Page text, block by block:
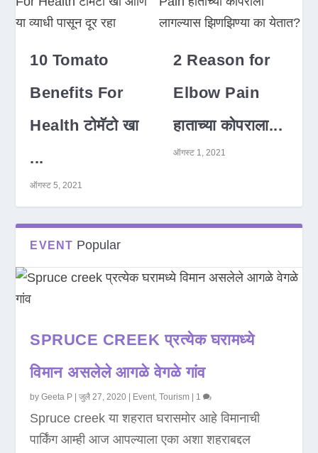
10 Tomato
Benefits For
Health टोमॅटो खा
...
ऑगस्ट 5, 2021
2 Reason for
Elbow Pain
हाताच्या कोपराला...
ऑगस्ट 1, 2021
EVENT Popular
SPRUCE CREEK प्रत्येक घरामध्ये
विमान असलेले आगळे वेगळे गांव
byGeeta P |जुलै 27, 2020 Event,Tourism 1
Spruce creek या शहरात घरासमोर आहे विमानाची
पार्किंग आम्ही आज आपल्याला एका अशा शहराबद्दल